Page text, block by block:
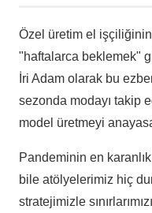
Özel üretim el
"haftalarca beklemek"
İri Adam olarak bu
sezonda modayı takip
model üretmeyi
Pandeminin en
bile atölyelerimiz hiç
stratejimizle